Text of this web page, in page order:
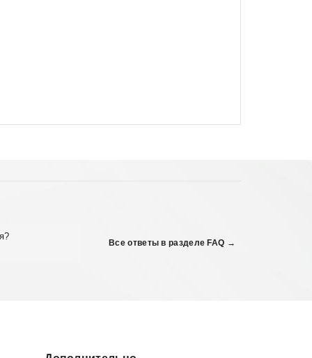
Все ответы в разделе FAQ →